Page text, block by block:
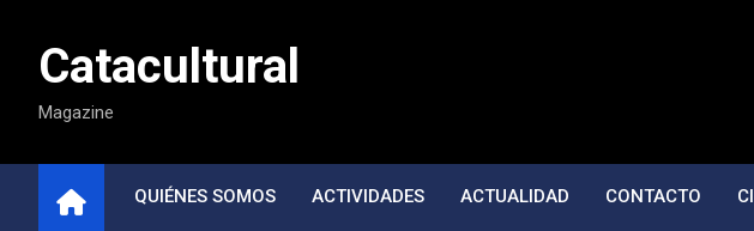
contenidoCatacultural
Magazine
QUIÉNES SOMOS ACTIVIDADES ACTUALIDAD CONTACTO